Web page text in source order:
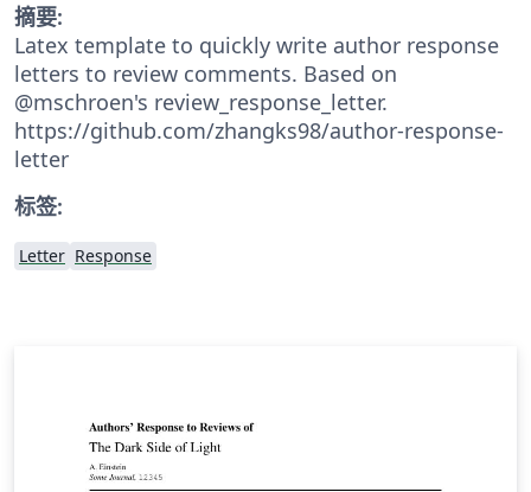
摘要:
Latex template to quickly write author response
letters to review comments. Based on
@mschroen's review_response_letter.
https://github.com/zhangks98/author-response-
letter
标签:
Letter Response